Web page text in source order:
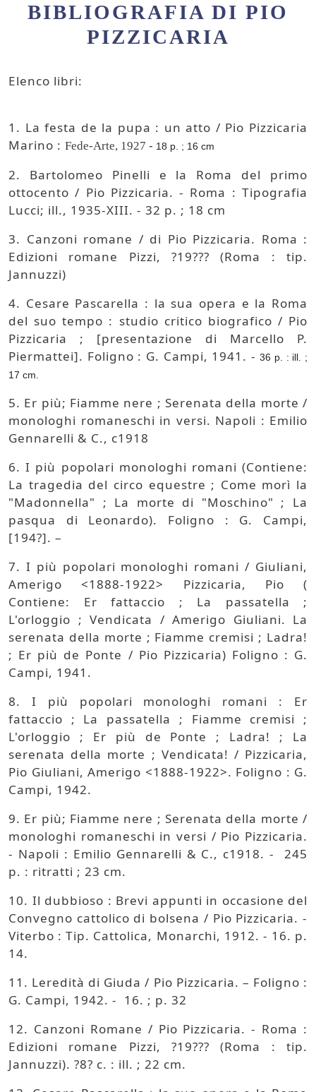
BIBLIOGRAFIA DI PIO
PIZZICARIA
Elenco libri:
1. La festa de la pupa : un atto / Pio Pizzicaria
Marino : Fede-Arte, 1927 - 18 p. ; 16 cm
2. Bartolomeo Pinelli e la Roma del primo
ottocento / Pio Pizzicaria. - Roma : Tipografia
Lucci; ill., 1935-XIII. - 32 p. ; 18 cm
3. Canzoni romane / di Pio Pizzicaria. Roma :
Edizioni romane Pizzi, ?19??? (Roma : tip.
Jannuzzi)
4. Cesare Pascarella : la sua opera e la Roma
del suo tempo : studio critico biografico / Pio
Pizzicaria ; [presentazione di Marcello P.
Piermattei]. Foligno : G. Campi, 1941. -36 p. : ill. ;
17 cm.
5. Er più; Fiamme nere ; Serenata della morte /
monologhi romaneschi in versi. Napoli : Emilio
Gennarelli & C., c1918
6. I più popolari monologhi romani (Contiene:
La tragedia del circo equestre ; Come morì la
"Madonnella" ; La morte di "Moschino" ; La
pasqua di Leonardo). Foligno : G. Campi,
[194?]. –
7. I più popolari monologhi romani / Giuliani,
Amerigo <1888-1922> Pizzicaria, Pio (
Contiene: Er fattaccio ; La passatella ;
L'orloggio ; Vendicata / Amerigo Giuliani. La
serenata della morte ; Fiamme cremisi ; Ladra!
; Er più de Ponte / Pio Pizzicaria) Foligno : G.
Campi, 1941.
8. I più popolari monologhi romani : Er
fattaccio ; La passatella ; Fiamme cremisi ;
L'orloggio ; Er più de Ponte ; Ladra! ; La
serenata della morte ; Vendicata! / Pizzicaria,
Pio Giuliani, Amerigo <1888-1922>. Foligno : G.
Campi, 1942.
9. Er più; Fiamme nere ; Serenata della morte /
monologhi romaneschi in versi / Pio Pizzicaria.
- Napoli : Emilio Gennarelli & C., c1918. - 245
p. : ritratti ; 23 cm.
10. Il dubbioso : Brevi appunti in occasione del
Convegno cattolico di bolsena / Pio Pizzicaria. -
Viterbo : Tip. Cattolica, Monarchi, 1912. - 16. p.
14.
11. Leredità di Giuda / Pio Pizzicaria. – Foligno :
G. Campi, 1942. - 16. ; p. 32
12. Canzoni Romane / Pio Pizzicaria. - Roma :
Edizioni romane Pizzi, ?19??? (Roma : tip.
Jannuzzi). ?8? c. : ill. ; 22 cm.